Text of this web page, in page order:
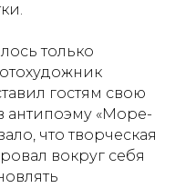
только
гостям свою
антипоэму «Море-
что творческая
вокруг себя